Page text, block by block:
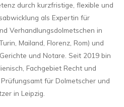
durch kurzfristige, flexible und
als Expertin für
Verhandlungsdolmetschen in
Mailand, Florenz, Rom) und
und Notare. Seit 2019 bin
Fachgebiet Recht und
für Dolmetscher und
in Leipzig.